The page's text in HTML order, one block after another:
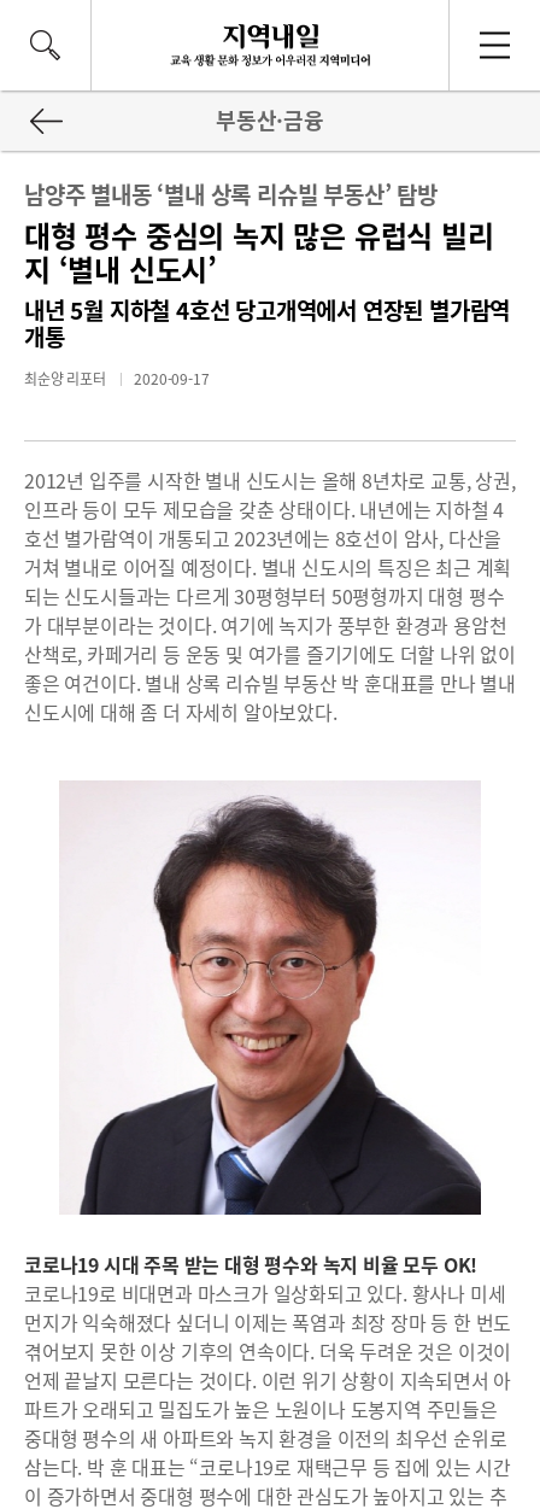
부동산·금융
남양주 별내동 ‘별내 상록 리슈빌 부동산’ 탐방
대형 평수 중심의 녹지 많은 유럽식 빌리
지 ‘별내 신도시’
내년 5월 지하철 4호선 당고개역에서 연장된 별가람역
개통
최순양 리포터 2020-09-17
2012년 입주를 시작한 별내 신도시는 올해 8년차로 교통, 상권,
인프라 등이 모두 제모습을 갖춘 상태이다. 내년에는 지하철 4
호선 별가람역이 개통되고 2023년에는 8호선이 암사, 다산을
거쳐 별내로 이어질 예정이다. 별내 신도시의 특징은 최근 계획
되는 신도시들과는 다르게 30평형부터 50평형까지 대형 평수
가 대부분이라는 것이다. 여기에 녹지가 풍부한 환경과 용암천
산책로, 카페거리 등 운동 및 여가를 즐기기에도 더할 나위 없이
좋은 여건이다. 별내 상록 리슈빌 부동산 박 훈대표를 만나 별내
신도시에 대해 좀 더 자세히 알아보았다.
코로나19 시대 주목 받는 대형 평수와 녹지 비율 모두 OK!
코로나19로 비대면과 마스크가 일상화되고 있다. 황사나 미세
먼지가 익숙해졌다 싶더니 이제는 폭염과 최장 장마 등 한 번도
겪어보지 못한 이상 기후의 연속이다. 더욱 두려운 것은 이것이
언제 끝날지 모른다는 것이다. 이런 위기 상황이 지속되면서 아
파트가 오래되고 밀집도가 높은 노원이나 도봉지역 주민들은
중대형 평수의 새 아파트와 녹지 환경을 이전의 최우선 순위로
삼는다. 박 훈 대표는 “코로나19로 재택근무 등 집에 있는 시간
이 증가하면서 중대형 평수에 대한 관심도가 높아지고 있는 추